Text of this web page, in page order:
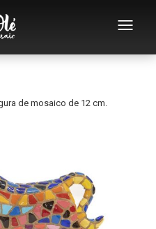
de mosaico de 12 cm.